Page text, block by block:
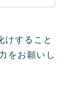
けすること
をお願いし